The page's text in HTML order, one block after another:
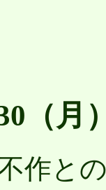
（月
作と